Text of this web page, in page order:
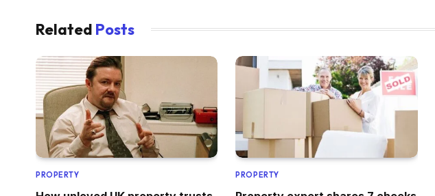
Related Posts
PROPERTY PROPERTY